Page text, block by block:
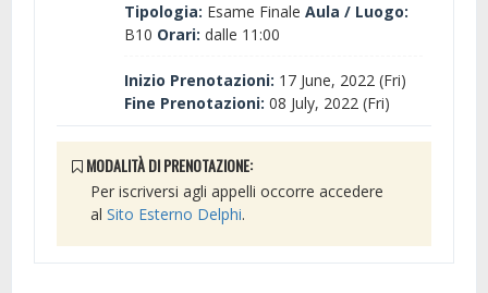
Tipologia: Esame Finale Aula / Luogo:
B10 Orari: dalle 11:00
Inizio Prenotazioni: 17 June, 2022 (Fri)
Fine Prenotazioni: 08 July, 2022 (Fri)
MODALITÀ DI PRENOTAZIONE:
Per iscriversi agli appelli occorre accedere
al Sito Esterno Delphi.